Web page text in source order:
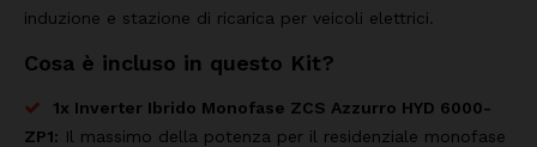
induzione e stazione di ricarica per veicoli elettrici.
Cosa è incluso in questo Kit?
1x Inverter Ibrido Monofase ZCS Azzurro HYD 6000-
ZP1: Il massimo della potenza per il residenziale monofase